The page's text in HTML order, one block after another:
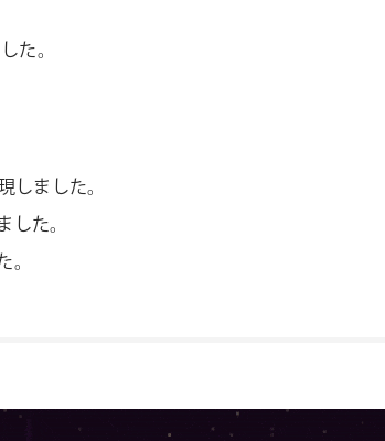
た。
しました。
た。